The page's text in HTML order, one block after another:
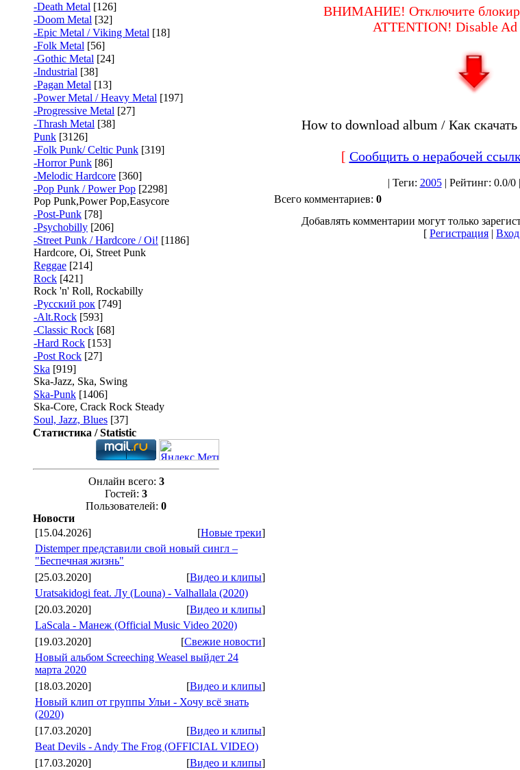
-Death Metal [126]
-Doom Metal [32]
-Epic Metal / Viking Metal [18]
-Folk Metal [56]
-Gothic Metal [24]
-Industrial [38]
-Pagan Metal [13]
-Power Metal / Heavy Metal [197]
-Progressive Metal [27]
-Thrash Metal [38]
Punk [3126]
-Folk Punk/ Celtic Punk [319]
-Horror Punk [86]
-Melodic Hardcore [360]
-Pop Punk / Power Pop [2298]
Pop Punk,Power Pop,Easycore
-Post-Punk [78]
-Psychobilly [206]
-Street Punk / Hardcore / Oi! [1186]
Hardcore, Oi, Street Punk
Reggae [214]
Rock [421]
Rock 'n' Roll, Rockabilly
-Русский рок [749]
-Alt.Rock [593]
-Classic Rock [68]
-Hard Rock [153]
-Post Rock [27]
Ska [919]
Ska-Jazz, Ska, Swing
Ska-Punk [1406]
Ska-Core, Crack Rock Steady
Soul, Jazz, Blues [37]
Статистика / Statistic
Онлайн всего: 3
Гостей: 3
Пользователей: 0
Новости
[15.04.2026]
[Новые треки]
Distemper представили свой новый сингл –
"Беспечная жизнь"
[25.03.2020]
[Видео и клипы]
Uratsakidogi feat. Лу (Louna) - Valhallala (2020)
[20.03.2020]
[Видео и клипы]
LaScala - Манеж (Official Music Video 2020)
[19.03.2020]
[Свежие новости]
Новый альбом Screeching Weasel выйдет 24
марта 2020
[18.03.2020]
[Видео и клипы]
Новый клип от группы Ульи - Хочу всё знать
(2020)
[17.03.2020]
[Видео и клипы]
Beat Devils - Andy The Frog (OFFICIAL VIDEO)
[17.03.2020]
[Видео и клипы]
ВНИМАНИЕ! Отключите
ATTENTION! Disable
How to download album / Как
[ Сообщить о нерабочей
| Теги: 2005| Рейтинг: 0.0/0 |
Всего комментариев: 0
Добавлять комментарии могут только
[ Регистрация | Вход